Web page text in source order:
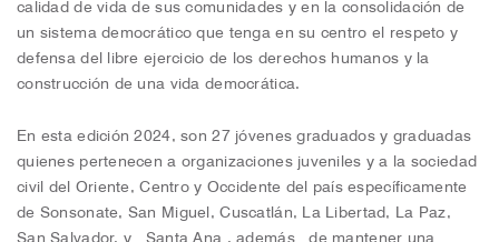
calidad de vida de sus comunidades y en la consolidación de
un sistema democrático que tenga en su centro el respeto y
defensa del libre ejercicio de los derechos humanos y la
construcción de una vida democrática.
En esta edición 2024, son 27 jóvenes graduados y graduadas
quienes pertenecen a organizaciones juveniles y a la sociedad
civil del Oriente, Centro y Occidente del país específicamente
de Sonsonate, San Miguel, Cuscatlán, La Libertad, La Paz,
San Salvador, y Santa Ana , además de mantener una